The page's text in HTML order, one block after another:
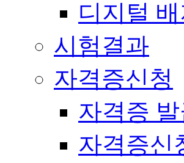
디지털 배
시험결과
자격증신청
자격증
자격증신